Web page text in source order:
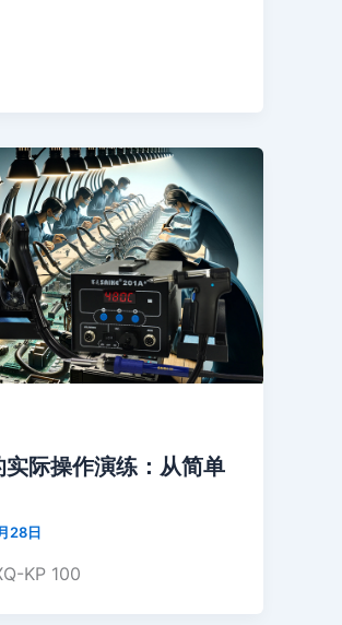
际操作演练：从简单
28日
KP 100